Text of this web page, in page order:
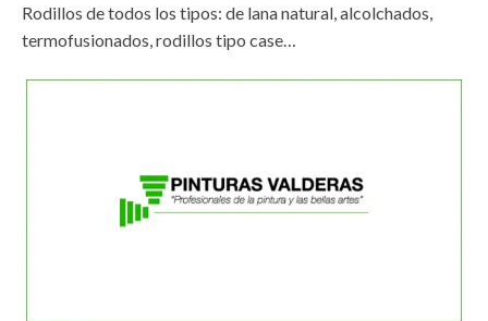
Rodillos de todos los tipos: de lana natural, alcolchados,
termofusionados, rodillos tipo case…